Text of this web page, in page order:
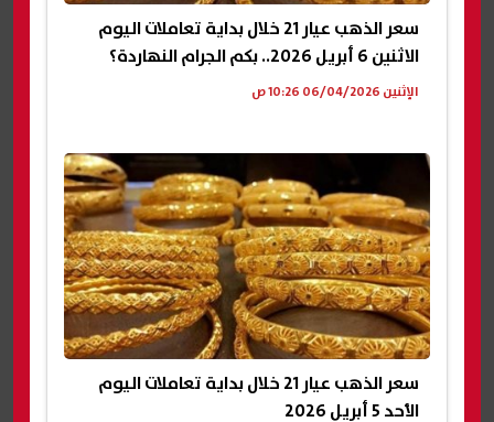
سعر الذهب عيار 21 خلال بداية تعاملات اليوم
الاثنين 6 أبريل 2026.. بكم الجرام النهاردة؟
الإثنين 06/04/2026 10:26 ص
سعر الذهب عيار 21 خلال بداية تعاملات اليوم
الأحد 5 أبريل 2026